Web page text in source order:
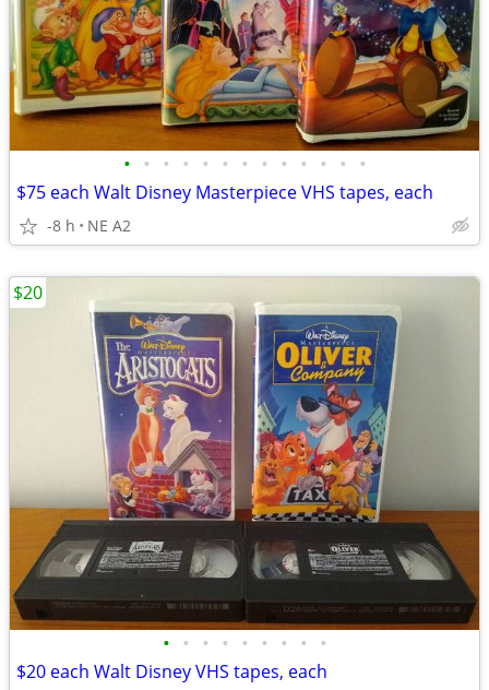
• • • • • • • • • • • • •
$75 each Walt Disney Masterpiece VHS tapes, each
-8 h NE A2
• • • • • • • • •
$20 each Walt Disney VHS tapes, each
$20